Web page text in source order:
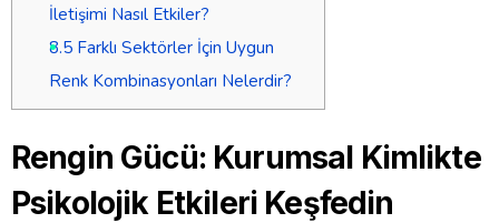
İletişimi Nasıl Etkiler?
8.5Farklı Sektörler İçin Uygun
Renk Kombinasyonları Nelerdir?
Rengin Gücü: Kurumsal Kimlikte
Psikolojik Etkileri Keşfedin